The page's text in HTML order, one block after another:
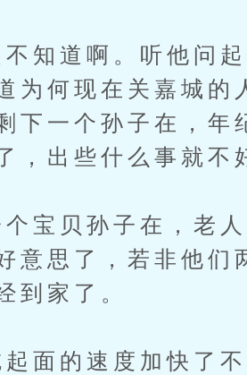
知道啊。听他问起
为何现在关嘉城的
下一个孙子在，年
，出些什么事就不
宝贝孙子在，老人
意思了，若非他们
到家了。
面的速度加快了不